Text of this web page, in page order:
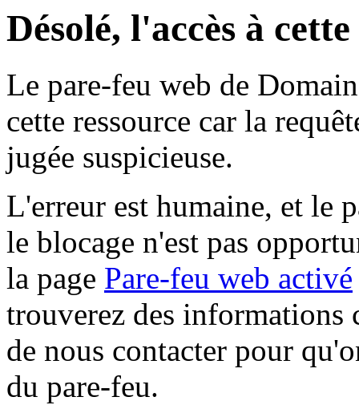
Désolé, l'accès à
Le pare-feu web de
cette ressource car la
jugée suspicieuse.
L'erreur est humaine, et le
le blocage n'est pas
la page Pare-feu web activé
trouverez des informations
de nous contacter pour
du pare-feu.